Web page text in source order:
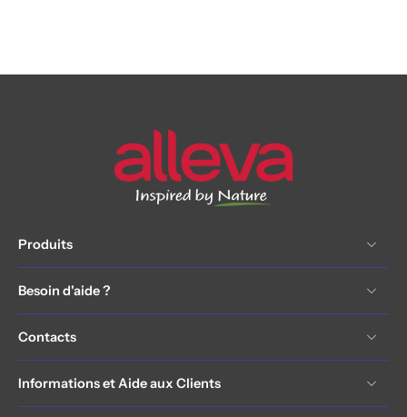
Produits
Besoin d'aide ?
Contacts
Informations et Aide aux Clients